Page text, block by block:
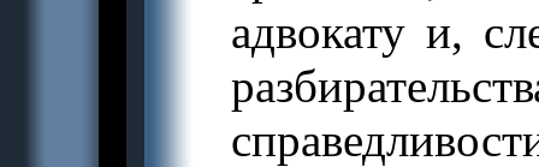
адвокату и,